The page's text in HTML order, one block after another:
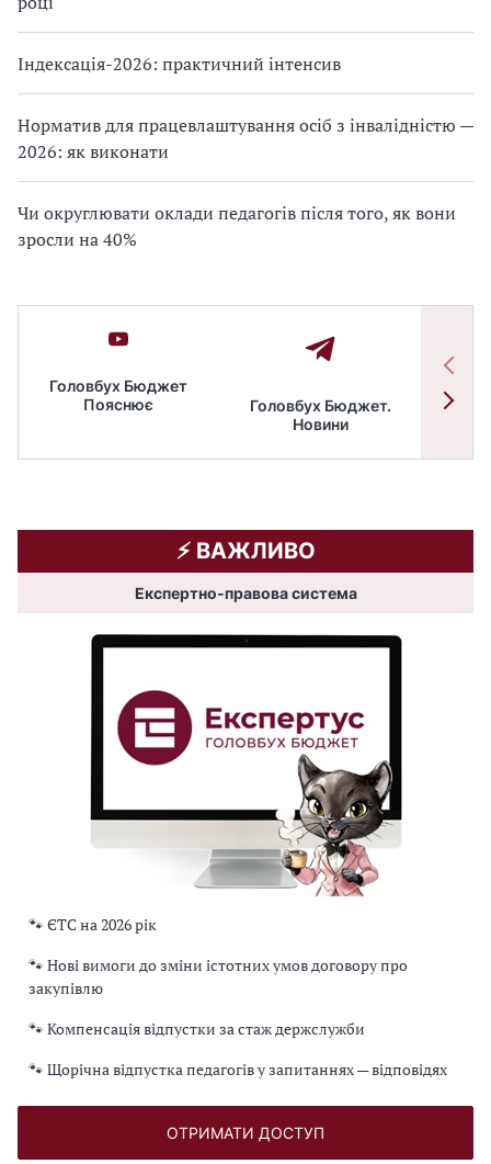
Індексація-2026: практичний інтенсив
Норматив для працевлаштування осіб з інвалідністю —
2026: як виконати
Чи округлювати оклади педагогів після того, як вони
зросли на 40%
Головбух Бюджет
Пояснює
Головбух Бюджет.
Новини
⚡️ ВАЖЛИВО
Експертно-правова система
🐾 ЄТС на 2026 рік
🐾 Нові вимоги до зміни істотних умов договору про
закупівлю
🐾 Компенсація відпустки за стаж держслужби
🐾 Щорічна відпустка педагогів у запитаннях — відповідях
ОТРИМАТИ ДОСТУП